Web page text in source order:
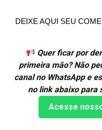
DEIXE AQUI SEU
Quer ficar por
primeira mão? Não
canal no WhatsApp e
no link abaixo para
Acesse